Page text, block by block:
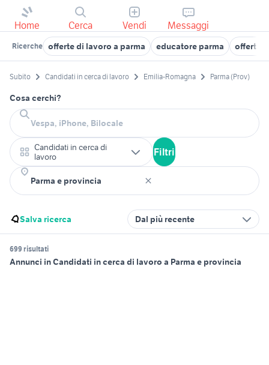
Home Cerca Vendi Messaggi
Ricerche offerte di lavoro a parma educatore parma offerte
Subito Candidati in cerca di lavoro Emilia-Romagna Parma (Prov)
Cosa cerchi?
Candidati in cerca di
lavoro
Filtri
Salva ricerca Dal più recente
699 risultati
Annunci in Candidati in cerca di lavoro a Parma e provincia